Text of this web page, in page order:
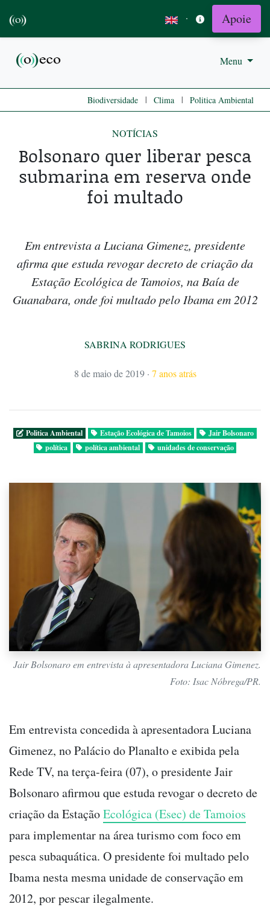
· Apoie
Menu
Biodiversidade | Clima | Politica Ambiental
NOTÍCIAS
Bolsonaro quer liberar pesca
submarina em reserva onde
foi multado
Em entrevista a Luciana Gimenez, presidente
afirma que estuda revogar decreto de criação da
Estação Ecológica de Tamoios, na Baía de
Guanabara, onde foi multado pelo Ibama em 2012
SABRINA RODRIGUES
8 de maio de 2019 · 7 anos atrás
Politica Ambiental Estação Ecológica de Tamoios
Jair Bolsonaro
política
política ambiental unidades de conservação
Jair Bolsonaro em entrevista à apresentadora Luciana Gimenez.
Foto: Isac Nóbrega/PR.
Em entrevista concedida à apresentadora Luciana
Gimenez, no Palácio do Planalto e exibida pela
Rede TV, na terça-feira (07), o presidente Jair
Bolsonaro afirmou que estuda revogar o decreto de
criação da EstaçãoEcológica (Esec) de Tamoios
para implementar na área turismo com foco em
pesca subaquática. O presidente foi multado pelo
Ibama nesta mesma unidade de conservação em
2012, por pescar ilegalmente.